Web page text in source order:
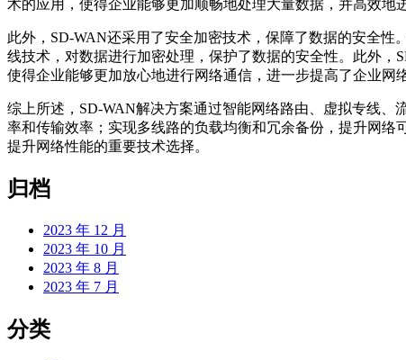
术的应用，使得企业能够更加顺畅地处理大量数据，并高效地
此外，SD-WAN还采用了安全加密技术，保障了数据的安全
线技术，对数据进行加密处理，保护了数据的安全性。此外，
使得企业能够更加放心地进行网络通信，进一步提高了企业网
综上所述，SD-WAN解决方案通过智能网络路由、虚拟专线
率和传输效率；实现多线路的负载均衡和冗余备份，提升网
提升网络性能的重要技术选择。
归档
2023 年 12 月
2023 年 10 月
2023 年 8 月
2023 年 7 月
分类